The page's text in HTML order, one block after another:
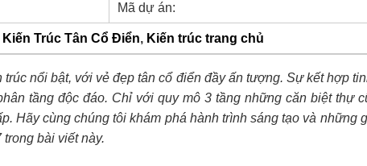
Mã dự án:
Kiến Trúc Tân Cổ Điển, Kiến trúc trang chủ
nổi bật, với vẻ đẹp tân cổ điển đầy ấn tượng. Sự kết hợp
tầng độc đáo. Chỉ với quy mô 3 tầng những căn biệt thự
Hãy cùng chúng tôi khám phá hành trình sáng tạo và những
trong bài viết này.